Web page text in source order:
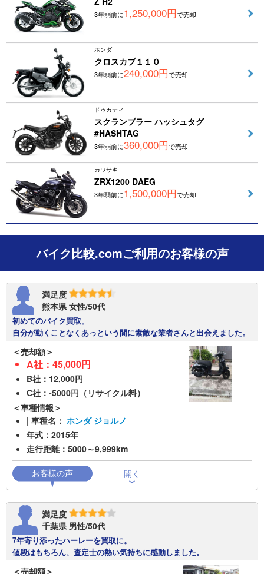
3年弱前に1,250,000円で売却
ホンダ
クロスカブ１１０
3年弱前に240,000円で売却
ドゥカティ
スクランブラー ハッシュタグ
#HASHTAG
3年弱前に360,000円で売却
カワサキ
ZRX1200 DAEG
3年弱前に1,500,000円で売却
バイク比較.comご利用のお客様の声
満足度
熊本県 女性/50代
初めてのバイク買取。
自分が動くことなくあっという間に素敵な業者さんと出会えました。
＜売却額＞
A社：45,000円
B社：12,000円
C社：-5000円（リサイクル料）
＜車種情報＞
| 車種名： ホンダ ジョルノ
年式：2015年
走行距離：5000～9,999km
満足度
千葉県 男性/50代
7年寄り添ったハーレーを買取に。
値段はもちろん、査定士の熱い気持ちに感動しました。
＜売却額＞